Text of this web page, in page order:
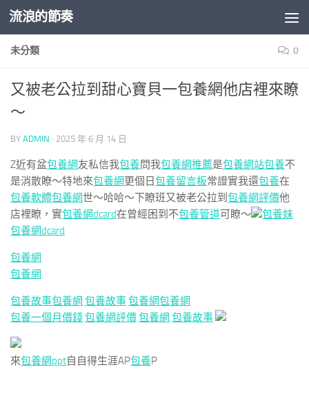
Skip to content
流浪的節奏
未分類 0
又被老公拉到甜心寶貝一包養網他店裡來瞭
～
BY ADMIN · 2025 年 6 月 14 日
Z近有盆包養網友私信我包養問我包養網推薦是包養網站包養不
是消散瞭～特地來包養網更個日包養留言板常證實我還包養在
包養軟體包養網世～哈哈～下瞭班又被老公拉到 包養網評價他
店裡瞭，實包養網dcard在曾經困到不包養管道可瞭～
包養妹
包養網dcard
包養網
包養網
包養故事包養網 包養故事包養網包養網
包養一個月價錢包養網評價包養網 包養故事
來包養網ppt自自得生涯AP包養P